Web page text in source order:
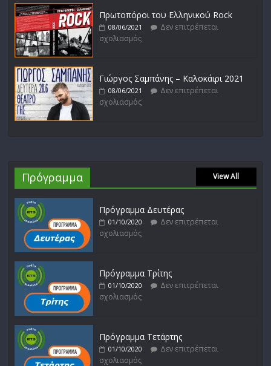
Πρωτοπόροι του Ελληνικού Rock
08/06/2021
Δεν επιτρέπεται
σχολιασμός
Γιώργος Σαμπάνης – Καλοκάιρι 2021
08/06/2021
Δεν επιτρέπεται
σχολιασμός
Πρόγραμμα View All
Πρόγραμμα Δευτέρας
01/10/2020
Δεν επιτρέπεται
σχολιασμός
Πρόγραμμα Τρίτης
01/10/2020
Δεν επιτρέπεται
σχολιασμός
Πρόγραμμα Τετάρτης
01/10/2020
Δεν επιτρέπεται
σχολιασμός